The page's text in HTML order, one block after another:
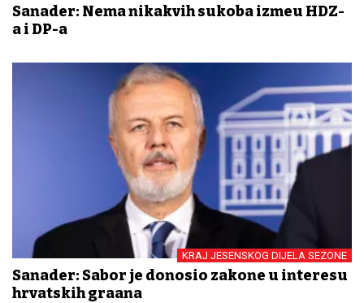
Sanader: Nema nikakvih sukoba između HDZ-
a i DP-a
KRAJ JESENSKOG DIJELA SEZONE
Sanader: Sabor je donosio zakone u interesu
hrvatskih građana